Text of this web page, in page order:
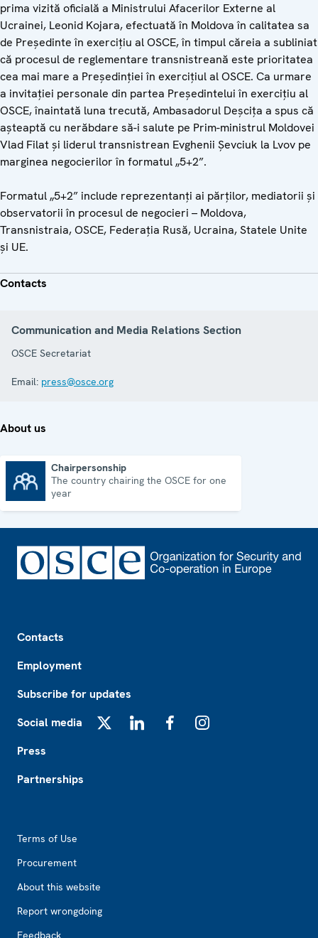
prima vizită oficială a Ministrului Afacerilor Externe al
Ucrainei, Leonid Kojara, efectuată în Moldova în calitatea sa
de Preşedinte în exerciţiu al OSCE, în timpul căreia a subliniat
că procesul de reglementare transnistreană este prioritatea
cea mai mare a Preşedinţiei în exerciţiul al OSCE. Ca urmare
a invitaţiei personale din partea Preşedintelui în exerciţiu al
OSCE, înaintată luna trecută, Ambasadorul Deşciţa a spus că
aşteaptă cu nerăbdare să-i salute pe Prim-ministrul Moldovei
Vlad Filat şi liderul transnistrean Evghenii Şevciuk la Lvov pe
marginea negocierilor în formatul „5+2”.
Formatul „5+2” include reprezentanţi ai părţilor, mediatorii şi
observatorii în procesul de negocieri – Moldova,
Transnistraia, OSCE, Federaţia Rusă, Ucraina, Statele Unite
şi UE.
Contacts
Communication and Media Relations Section
OSCE Secretariat
Email: press@osce.org
About us
Chairpersonship
The country chairing the OSCE for one
year
Contacts
Employment
Subscribe for updates
Social media
Press
Partnerships
Terms of Use
Procurement
About this website
Report wrongdoing
Feedback